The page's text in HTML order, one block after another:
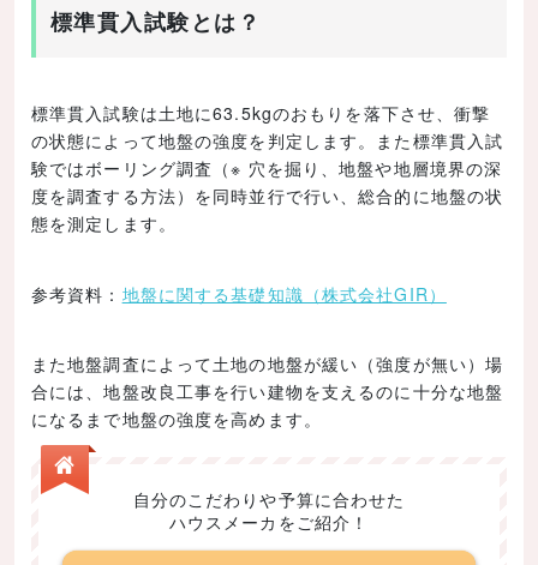
標準貫入試験とは？
標準貫入試験は土地に63.5kgのおもりを落下させ、衝撃
の状態によって地盤の強度を判定します。また標準貫入試
験ではボーリング調査（※ 穴を掘り、地盤や地層境界の深
度を調査する方法）を同時並行で行い、総合的に地盤の状
態を測定します。
参考資料： 地盤に関する基礎知識（株式会社GIR）
また地盤調査によって土地の地盤が緩い（強度が無い）場
合には、地盤改良工事を行い建物を支えるのに十分な地盤
になるまで地盤の強度を高めます。
自分のこだわりや予算に合わせた
ハウスメーカをご紹介！